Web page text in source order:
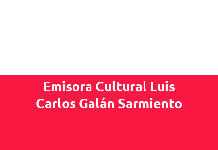
Emisora Cultural Luis
Carlos Galán Sarmiento